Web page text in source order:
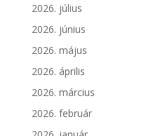
2026. július
2026. június
2026. május
2026. április
2026. március
2026. február